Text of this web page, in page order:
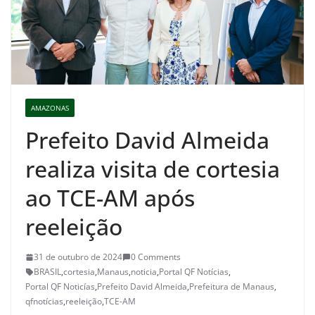
AMAZONAS
Prefeito David Almeida
realiza visita de cortesia
ao TCE-AM após
reeleição
31 de outubro de 2024
0 Comments
BRASIL,cortesia,Manaus,noticia,Portal QF Notícias,
Portal QF Noticías,Prefeito David Almeida,Prefeitura de Manaus,
qfnotícias,reeleição,TCE-AM